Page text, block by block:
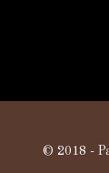
© 2018 -